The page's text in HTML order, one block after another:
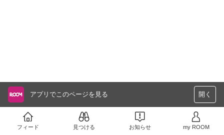
アプリでこのページを見る 開く
フィード 見つける お知らせ my ROOM